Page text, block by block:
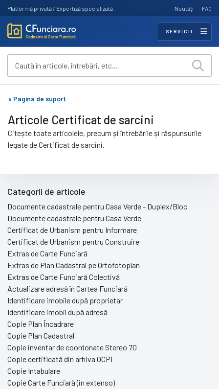
Platformă privată / Expertiză specializată Noutăți FAQ
SERVICII
« Pagina de suport
Articole Certificat de sarcini
Citește toate articolele, precum și întrebările și răspunsurile
legate de Certificat de sarcini.
Categorii de articole
Documente cadastrale pentru Casa Verde - Duplex/Bloc
Documente cadastrale pentru Casa Verde
Certificat de Urbanism pentru Informare
Certificat de Urbanism pentru Construire
Extras de Carte Funciară
Extras de Plan Cadastral pe Ortofotoplan
Extras de Carte Funciară Colectivă
Actualizare adresă în Cartea Funciară
Identificare imobile după proprietar
Identificare imobil după adresă
Copie Plan Încadrare
Copie Plan Cadastral
Copie inventar de coordonate Stereo 70
Copie certificată din arhiva OCPI
Copie Intabulare
Copie Carte Funciară (in extenso)